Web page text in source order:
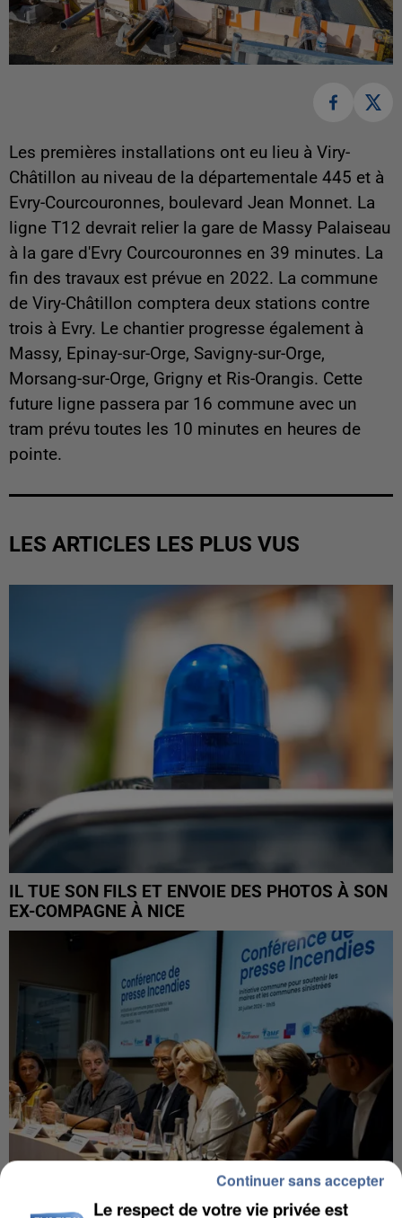
Les premières installations ont eu lieu à Viry-
Châtillon au niveau de la départementale 445 et à
Evry-Courcouronnes, boulevard Jean Monnet. La
ligne T12 devrait relier la gare de Massy Palaiseau
à la gare d'Evry Courcouronnes en 39 minutes. La
fin des travaux est prévue en 2022. La commune
de Viry-Châtillon comptera deux stations contre
trois à Evry. Le chantier progresse également à
Massy, Epinay-sur-Orge, Savigny-sur-Orge,
Morsang-sur-Orge, Grigny et Ris-Orangis. Cette
future ligne passera par 16 commune avec un
tram prévu toutes les 10 minutes en heures de
pointe.
LES ARTICLES LES PLUS VUS
IL TUE SON FILS ET ENVOIE DES PHOTOS À SON
EX-COMPAGNE À NICE
Le respect de votre vie privée est
Continuer sans accepter